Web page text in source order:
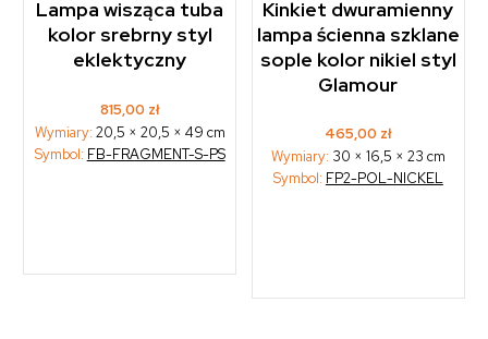
Lampa wisząca tuba
kolor srebrny styl
eklektyczny
815,00 zł
Wymiary: 20,5 × 20,5 × 49 cm
Symbol: FB-FRAGMENT-S-PS
Kinkiet dwuramienny
lampa ścienna szklane
sople kolor nikiel styl
Glamour
465,00 zł
Wymiary: 30 × 16,5 × 23 cm
Symbol: FP2-POL-NICKEL